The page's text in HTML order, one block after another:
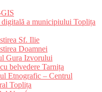
digitală a municipiului Toplița
Sf. Ilie
Doamnei
Gura Izvorului
belvedere Tarnița
Etnografic – Centrul
Toplița